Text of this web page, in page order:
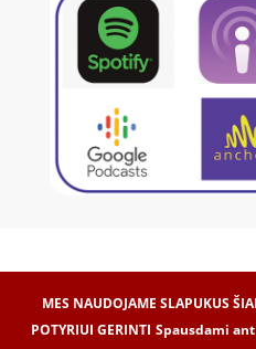
MES NAUDOJAME SLAPUKUS
POTYRIUI GERINTI Spausdami